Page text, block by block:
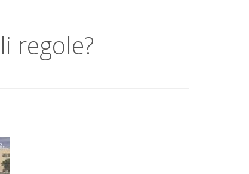
regole?